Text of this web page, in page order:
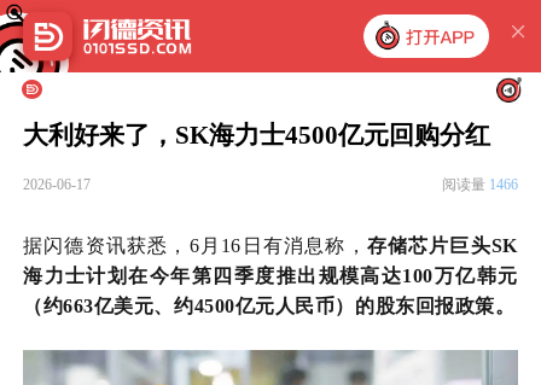
大利好来了，SK海力士4500亿元回购分红
2026-06-17 阅读量 1466
据闪德资讯获悉，6月16日有消息称， 存储芯片巨头SK
海力士计划在今年第四季度推出规模高达100万亿韩元
（约663亿美元、约4500亿元人民币）的股东回报政策。